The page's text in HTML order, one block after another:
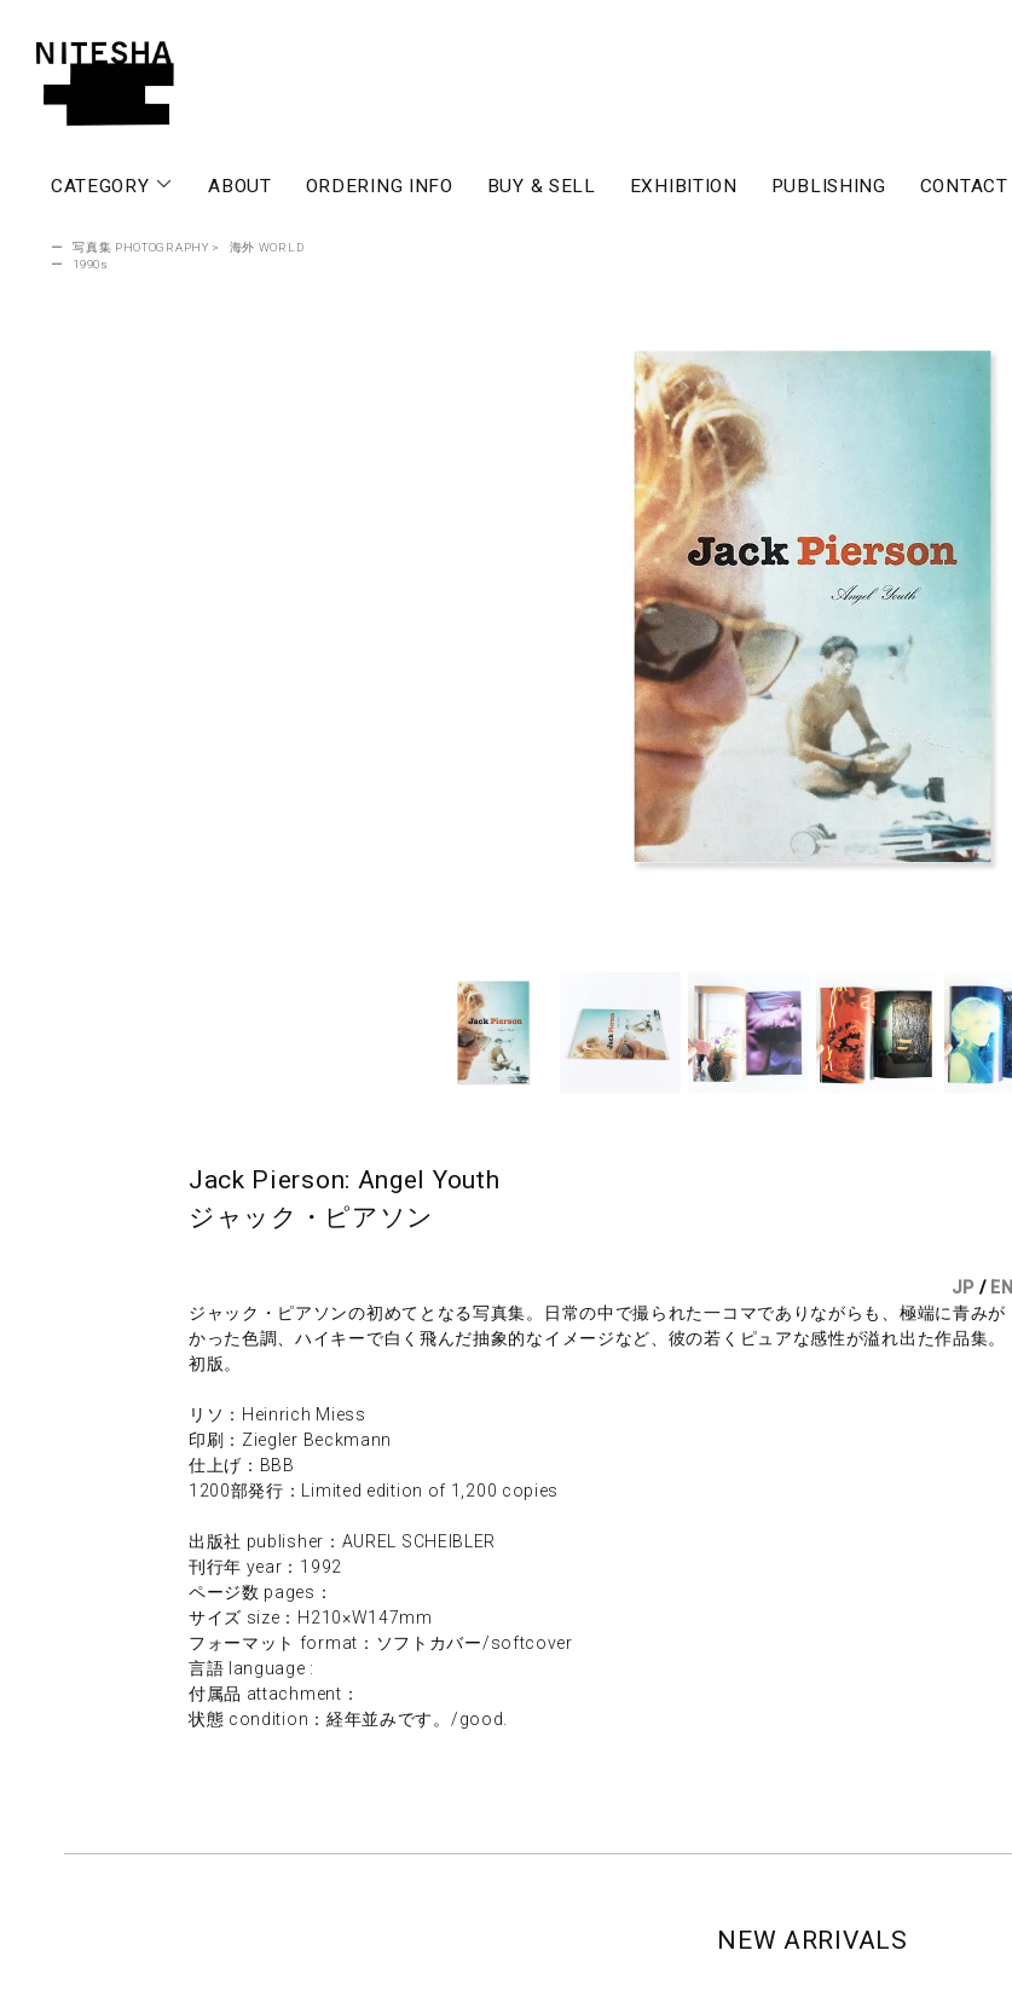
CATEGORY ABOUT ORDERING INFO BUY & SELL EXHIBITION PUBLISHING CONTACT
ー 写真集 PHOTOGRAPHY >
海外 WORLD
ー
1990s
Jack Pierson: Angel Youth
ジャック・ピアソン
JP / EN
ジャック・ピアソンの初めてとなる写真集。日常の中で撮られた一コマでありながらも、極端に青みが
かった色調、ハイキーで白く飛んだ抽象的なイメージなど、彼の若くピュアな感性が溢れ出た作品集。
初版。
リソ：Heinrich Miess
印刷：Ziegler Beckmann
仕上げ：BBB
1200部発行：Limited edition of 1,200 copies
出版社 publisher：AUREL SCHEIBLER
刊行年 year：1992
ページ数 pages：
サイズ size：H210×W147mm
フォーマット format：ソフトカバー/softcover
言語 language :
付属品 attachment：
状態 condition：経年並みです。/good.
NEW ARRIVALS